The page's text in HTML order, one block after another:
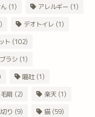
(1) アレルギー (1)
デオトイレ (1)
ト (102)
ブラシ (1)
嘔吐 (1)
期 (2) 楽天 (1)
り (9) 猫 (59)